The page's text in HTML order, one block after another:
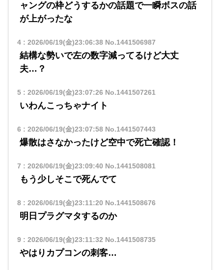
ャングの枠どうするかの話題で一瞬ボスの話
が上がったな
4: 2026/06/19(金)23:06:38No.1441506987
結構な勢いで左の数字減ってるけど大丈
夫…？
5: 2026/06/19(金)23:07:26 No.1441507261
いわんこっちゃナイト
6 : 2026/06/19(金)23:07:58No.1441507443
爆散はさなかったけど空中で死亡確認！
7 : 2026/06/19(金)23:09:40 No.1441508081
もう少しそこで死んでて
8: 2026/06/19(金)23:11:20 No.1441508676
明日プラグマタするのか
9: 2026/06/19(金)23:11:32 No.1441508735
やはりカプコンの刺客…